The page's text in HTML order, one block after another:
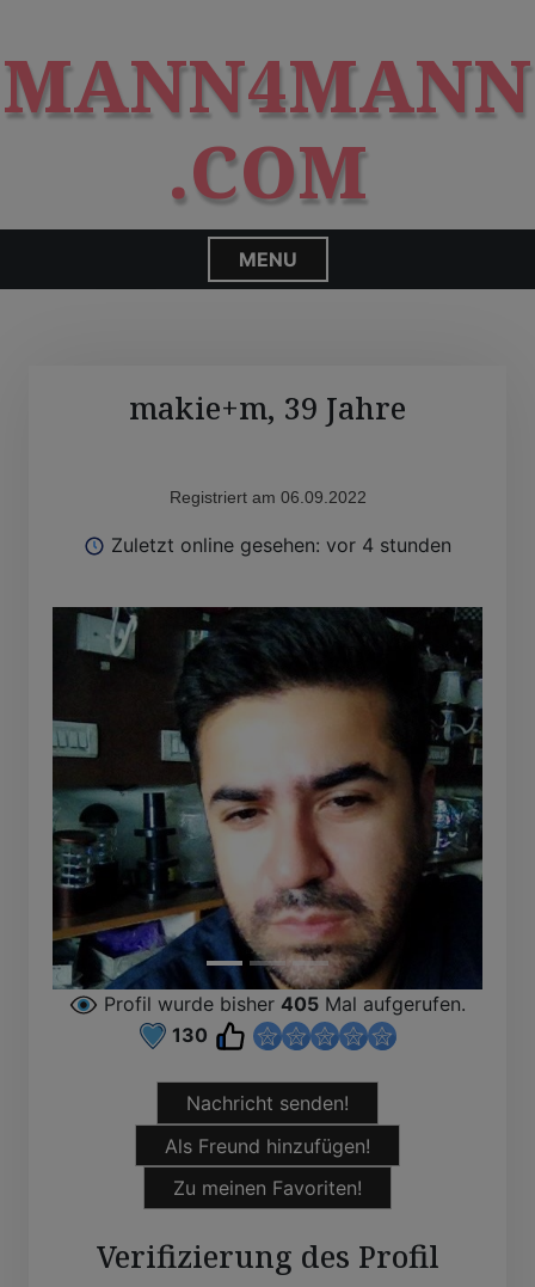
i
p
o
c
n
t
MANN4MANN
.COM
MENU
makie+m, 39 Jahre
Registriert am 06.09.2022
Zuletzt online gesehen: vor 4 stunden
Profil wurde bisher 405 Mal aufgerufen.
130
Nachricht senden!
Als Freund hinzufügen!
Zu meinen Favoriten!
Verifizierung des Profil